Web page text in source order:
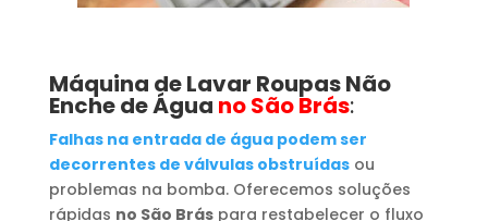
Máquina de Lavar RoupasNão
Enche de Água no São Brás:
Falhas na entrada de água podem ser
decorrentes de válvulas obstruídasou
problemas na bomba. Oferecemos soluções
rápidas no São Bráspara restabelecer o fluxo